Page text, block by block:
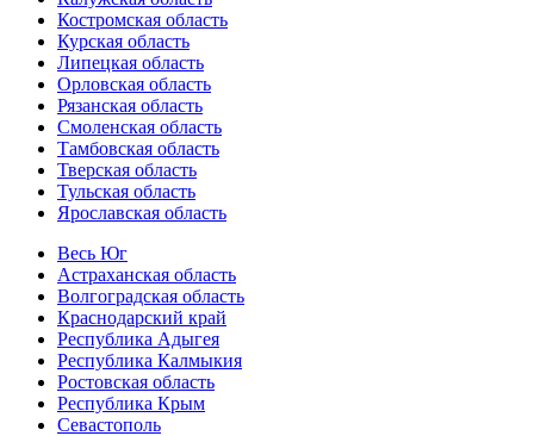
Костромская область
Курская область
Липецкая область
Орловская область
Рязанская область
Смоленская область
Тамбовская область
Тверская область
Тульская область
Ярославская область
Весь Юг
Астраханская область
Волгоградская область
Краснодарский край
Республика Адыгея
Республика Калмыкия
Ростовская область
Республика Крым
Севастополь